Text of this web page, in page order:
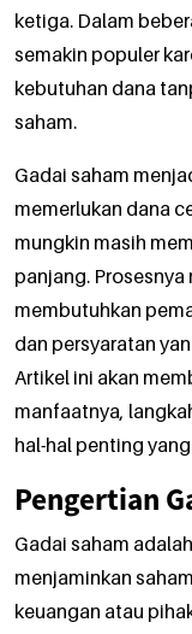
ketiga. Dalam
semakin populer
kebutuhan dana
saham.
Gadai saham
memerlukan dana
mungkin masih
panjang.
membutuhkan
dan persyaratan
Artikel ini akan
manfaatnya,
hal-hal penting
Pengertian
Gadai saham
menjaminkan
keuangan atau